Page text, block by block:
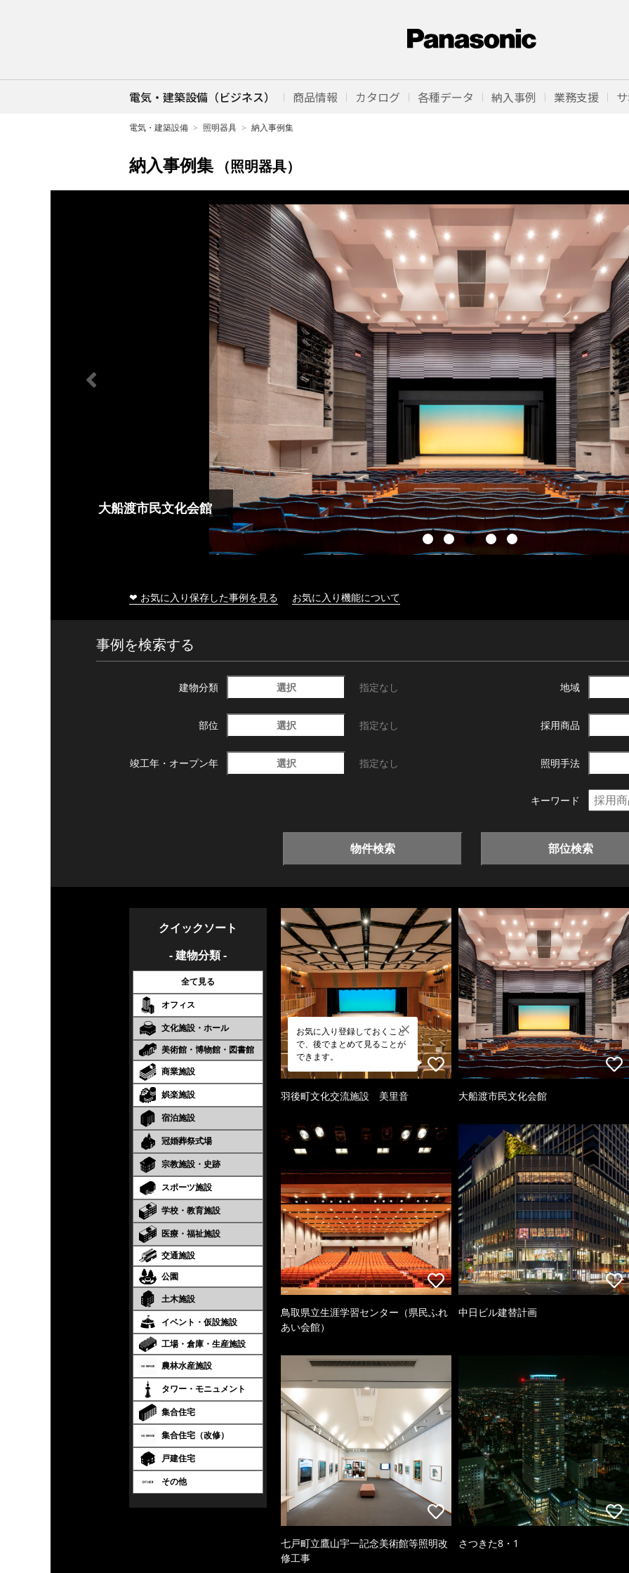
電気・建築設備（ビジネス） 商品情報 カタログ 各種データ 納入事例 業務支援
電気・建築設備 照明器具 納入事例集
納入事例集 （照明器具）
大船渡市民文化会館
❤ お気に入り保存した事例を見る お気に入り機能について
事例を検索する
建物分類 選択 指定なし 地域
部位 選択 指定なし 採用商品
竣工年・ オープン年 選択 指定なし 照明手法
キーワード
物件検索 部位検索
クイックソート
- 建物分類 -
全て見る
オフィス
文化施設・ホール
美術館・博物館・図書館
商業施設
娯楽施設
宿泊施設
冠婚葬祭式場
宗教施設・史跡
スポーツ施設
学校・教育施設
医療・福祉施設
交通施設
公園
土木施設
イベント・仮設施設
工場・倉庫・生産施設
農林水産施設
タワー・モニュメント
集合住宅
集合住宅（改修）
戸建住宅
その他
お気に入り登録しておくこと
で、後でまとめて見ることが
できます。
羽後町文化交流施設 美里音 大船渡市民文化会館
鳥取県立生涯学習センター（県民ふれ
あい会館）
中日ビル建替計画
七戸町立鷹山宇一記念美術館等照明改
修工事
さつきた8・1